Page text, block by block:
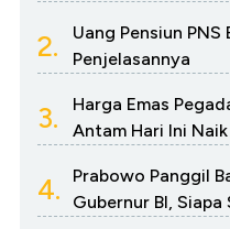
2.
Uang Pensiun PNS
Penjelasannya
3.
Harga Emas
Antam Hari Ini
4.
Prabowo Panggil
Gubernur BI, Siapa